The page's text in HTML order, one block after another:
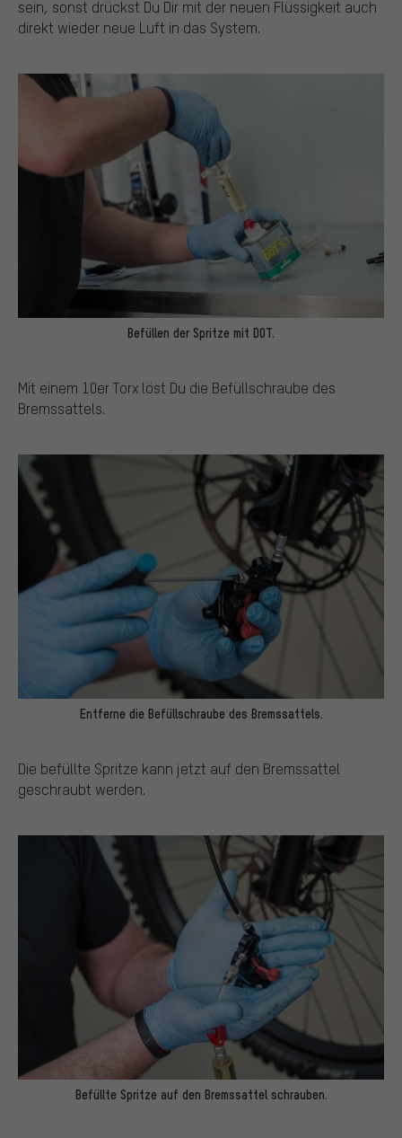
sein, sonst drückst Du Dir mit der neuen Flüssigkeit auch
direkt wieder neue Luft in das System.
Befüllen der Spritze mit DOT.
Mit einem 10er Torx löst Du die Befüllschraube des
Bremssattels.
Entferne die Befüllschraube des Bremssattels.
Die befüllte Spritze kann jetzt auf den Bremssattel
geschraubt werden.
Befüllte Spritze auf den Bremssattel schrauben.